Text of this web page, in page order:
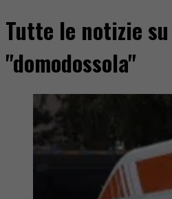
Tutte le notizie su
"domodossola"